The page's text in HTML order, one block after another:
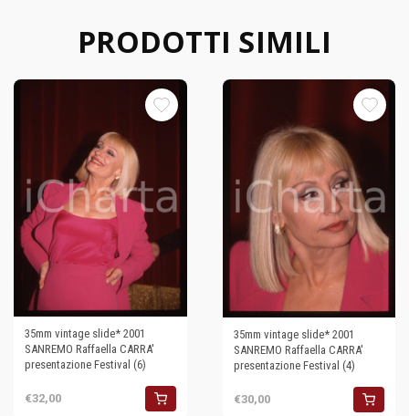
PRODOTTI SIMILI
35mm vintage slide* 2001
SANREMO Raffaella CARRA'
presentazione Festival (6)
€32,00
35mm vintage slide* 2001
SANREMO Raffaella CARRA'
presentazione Festival (4)
€30,00